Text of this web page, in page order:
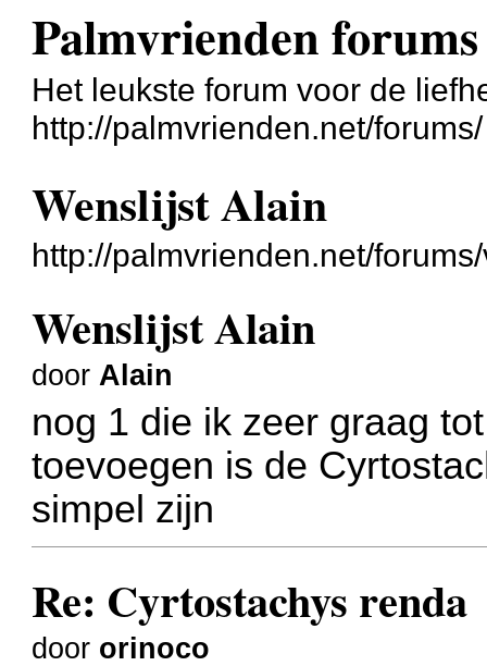
Palmvrienden forums
Het leukste forum voor de
http://palmvrienden.net/forums/
Wenslijst Alain
http://palmvrienden.net/
Wenslijst Alain
door Alain
nog 1 die ik zeer graag
toevoegen is de
simpel zijn
Re: Cyrtostachys renda
door orinoco